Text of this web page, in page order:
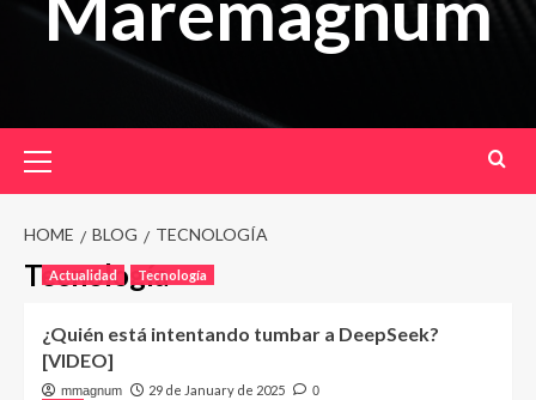
Menu
HOME BLOG TECNOLOGÍA
Tecnología
Actualidad Tecnología
¿Quién está intentando tumbar a DeepSeek?
[VIDEO]
mmagnum 29 de January de 2025 0